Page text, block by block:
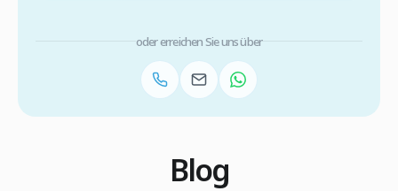
oder erreichen Sie uns über
Blog